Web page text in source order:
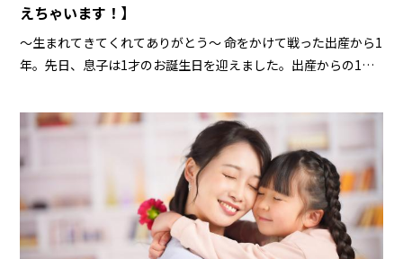
えちゃいます！】
～生まれてきてくれてありがとう～ 命をかけて戦った出産から1
年。先日、息子は1才のお誕生日を迎えました。出産からの1年
ん、お子さんの初めてのお誕生日は、準備万端で迎 […]